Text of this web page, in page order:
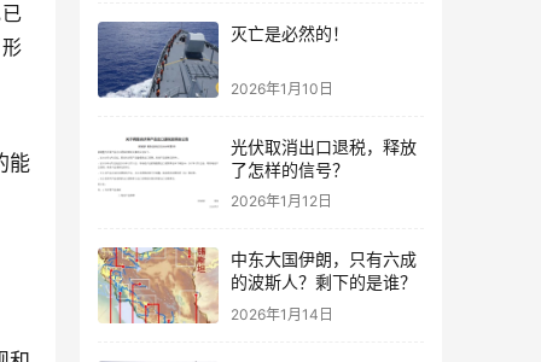
能
灭亡是必然的！
2026年1月10日
光伏取消出口退税，释放
了怎样的信号？
2026年1月12日
中东大国伊朗，只有六成
的波斯人？剩下的是谁？
2026年1月14日